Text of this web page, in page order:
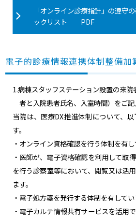
「オンライン診療指針」の遵守
ックリスト PDF
電子的診療情報連携体制整備加
1.病棟スタッフステーション設置の来
者と入院患者氏名、入室時間）をご記
当院は、医療DX推進体制について、
す。
・オンライン資格確認を行う体制を有し
・医師が、電子資格確認を利用して取
を行う診察室等において、閲覧又は活
ます。
・電子処方箋を発行する体制を有してい
・電子カルテ情報共有サービスを活用